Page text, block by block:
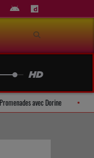
Promenades avec Dorine